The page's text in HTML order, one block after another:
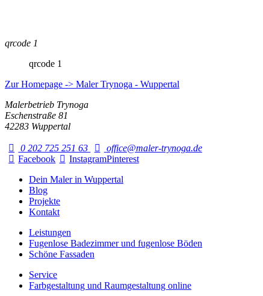
qrcode 1
qrcode 1
Zur Homepage -> Maler Trynoga - Wuppertal
Malerbetrieb Trynoga
Eschenstraße 81
42283 Wuppertal
0 202 725 251 63
office@maler-trynoga.de
Facebook
InstagramPinterest
Dein Maler in Wuppertal
Blog
Projekte
Kontakt
Leistungen
Fugenlose Badezimmer und fugenlose Böden
Schöne Fassaden
Service
Farbgestaltung und Raumgestaltung online